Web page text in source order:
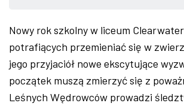
W RZESZOWIE
Nowy rok szkolny w liceum
potrafiących przemieniać się w
jego przyjaciół nowe ekscytujące
początek muszą zmierzyć się z
Leśnych Wędrowców prowadzi